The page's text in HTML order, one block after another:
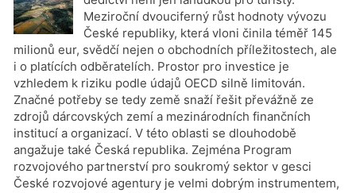
Meziroční dvouciferný růst hodnoty vývozu
České republiky, která vloni činila téměř 145
milionů eur, svědčí nejen o obchodních příležitostech, ale
i o platících odběratelích. Prostor pro investice je
vzhledem k riziku podle údajů OECD silně limitován.
Značné potřeby se tedy země snaží řešit převážně ze
zdrojů dárcovských zemí a mezinárodních finančních
institucí a organizací. V této oblasti se dlouhodobě
angažuje také Česká republika. Zejména Program
rozvojového partnerství pro soukromý sektor v gesci
České rozvojové agentury je velmi dobrým instrumentem,